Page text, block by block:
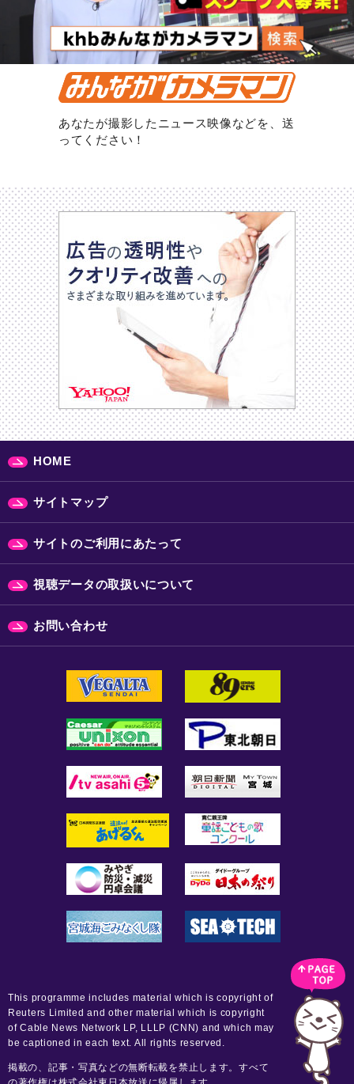
あなたが撮影したニュース映像などを、送
ってください！
HOME
サイトマップ
サイトのご利用にあたって
視聴データの取扱いについて
お問い合わせ
This programme includes material which is copyright of
Reuters Limited and other material which is copyright
of Cable News Network LP, LLLP (CNN) and which may
be captioned in each text. All rights reserved.
掲載の、記事・写真などの無断転載を禁止します。すべて